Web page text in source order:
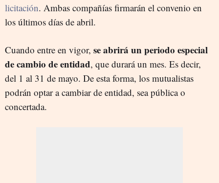
licitación. Ambas compañías firmarán el convenio en
los últimos días de abril.
Cuando entre en vigor, se abrirá un periodo especial
de cambio de entidad, que durará un mes. Es decir,
del 1 al 31 de mayo. De esta forma, los mutualistas
podrán optar a cambiar de entidad, sea pública o
concertada.